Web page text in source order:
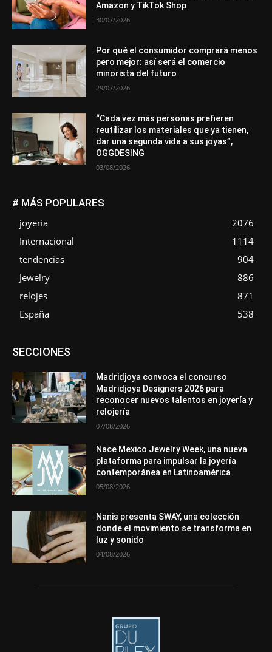
Amazon y TikTok Shop
30/07/2026
Por qué el consumidor comprará menos
pero mejor: así será el comercio
minorista del futuro
29/07/2026
“Cada vez más personas prefieren
reutilizar los materiales que ya tienen,
dar una segunda vida a sus joyas”,
OGGDESING
03/08/2026
# MÁS POPULARES
joyería
2076
Internacional
1114
tendencias
904
Jewelry
886
relojes
871
España
538
SECCIONESAsociaciones
Entrevistas
Mundo Técnico
Novedades Opiniones
Perspectiva
Premios
Secciones Sin categoría
Más
Madridjoya convoca el concurso
Madridjoya Designers 2026 para
reconocer nuevos talentos en joyería y
relojería
07/08/2026
Nace Mexico Jewelry Week, una nueva
plataforma para impulsar la joyería
contemporánea en Latinoamérica
05/08/2026
Nanis presenta SWAY, una colección
donde el movimiento se transforma en
luz y sonido
04/08/2026